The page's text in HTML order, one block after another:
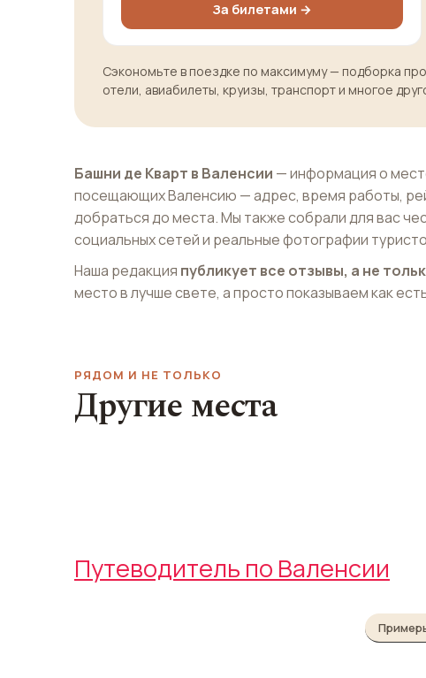
За билетами →
Сэкономьте в поездке по максимуму — подборка
отели, авиабилеты, круизы, транспорт и многое
Башни де Кварт в Валенсии — информация о
посещающих Валенсию — адрес, время работы,
добраться до места. Мы также собрали для вас
социальных сетей и реальные фотографии
Наша редакция публикует все отзывы, а не
место в лучше свете, а просто показываем как
РЯДОМ И НЕ ТОЛЬКО
Другие места
Лонха-де-ла-Седа
Путеводитель по Валенсии